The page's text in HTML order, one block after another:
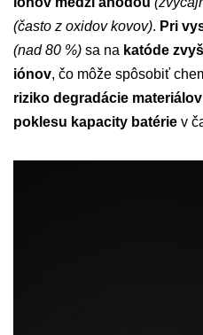
(často z oxidov kovov). Pri
(nad 80 %) sa na katóde
iónov, čo môže spôsobiť
riziko degradácie materiálov
poklesu kapacity batérie v